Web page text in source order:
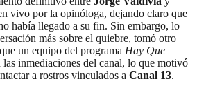
vivo por la opinóloga, dejando claro que
había llegado a su fin. Sin embargo, lo
más sobre el quiebre, tomó otro
un equipo del programa Hay Que
las inmediaciones del canal, lo que motivó
a rostros vinculados a Canal 13.